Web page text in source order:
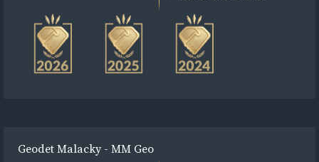
Geodet Malacky - MM Geo